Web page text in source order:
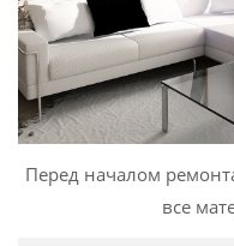
Перед началом
все